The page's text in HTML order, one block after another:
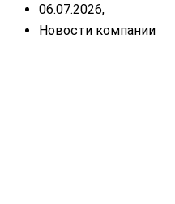
06.07.2026,
Новости компании